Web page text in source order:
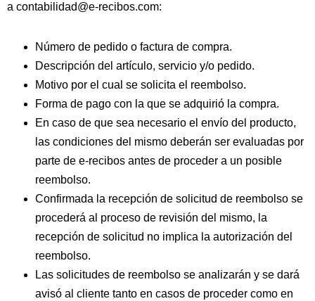
a contabilidad@e-recibos.com:
Número de pedido o factura de compra.
Descripción del artículo, servicio y/o pedido.
Motivo por el cual se solicita el reembolso.
Forma de pago con la que se adquirió la compra.
En caso de que sea necesario el envío del producto,
las condiciones del mismo deberán ser evaluadas por
parte de e-recibos antes de proceder a un posible
reembolso.
Confirmada la recepción de solicitud de reembolso se
procederá al proceso de revisión del mismo, la
recepción de solicitud no implica la autorización del
reembolso.
Las solicitudes de reembolso se analizarán y se dará
avisó al cliente tanto en casos de proceder como en